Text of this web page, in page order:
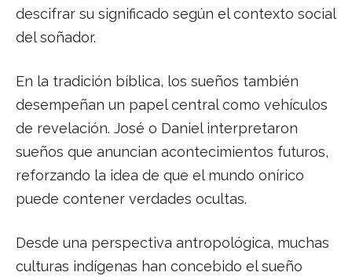
descifrar su significado según el contexto social
del soñador.
En la tradición bíblica, los sueños también
desempeñan un papel central como vehículos
de revelación. José o Daniel interpretaron
sueños que anuncian acontecimientos futuros,
reforzando la idea de que el mundo onírico
puede contener verdades ocultas.
Desde una perspectiva antropológica, muchas
culturas indígenas han concebido el sueño